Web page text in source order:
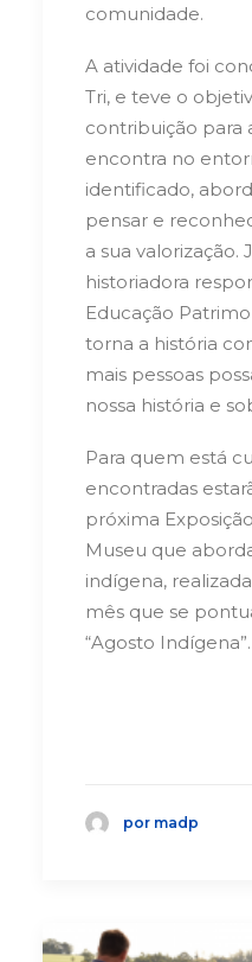
comunidade.
A atividade foi
Tri, e teve o
contribuição para
encontra no
identificado,
pensar e
a sua valorização.
historiadora
Educação
torna a história
mais pessoas
nossa história e
Para quem está
encontradas
próxima
Museu que
indígena,
mês que se
“Agosto Indígena”.
por madp